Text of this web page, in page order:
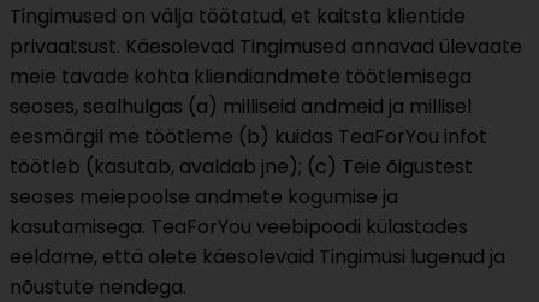
Tingimused on välja töötatud, et kaitsta klientide
privaatsust. Käesolevad Tingimused annavad ülevaate
meie tavade kohta kliendiandmete töötlemisega
seoses, sealhulgas (a) milliseid andmeid ja millisel
eesmärgil me töötleme (b) kuidas TeaForYou infot
töötleb (kasutab, avaldab jne); (c) Teie õigustest
seoses meiepoolse andmete kogumise ja
kasutamisega. TeaForYou veebipoodi külastades
eeldame, että olete käesolevaid Tingimusi lugenud ja
nõustute nendega.